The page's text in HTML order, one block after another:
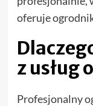
oferuje
z usług
Profesjonalny